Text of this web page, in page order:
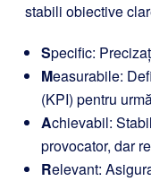
stabili obiective
Specific:
Measurabile:
(KPI) pentru
Achievabil:
provocator, dar
Relevant: